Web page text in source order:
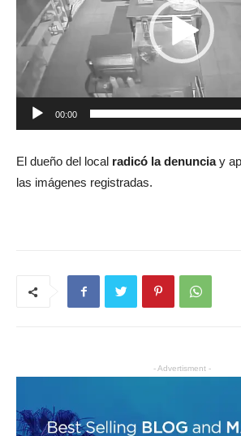
00:00
El dueño del local radicó la denunciay
las imágenes registradas.
- Advertisment -